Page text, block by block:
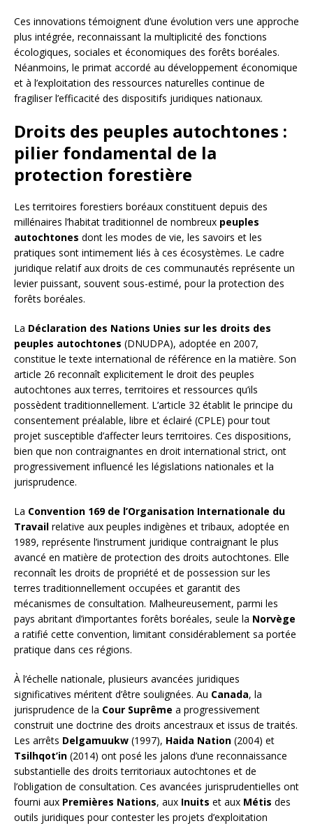
Ces innovations témoignent d’une évolution vers une approche
plus intégrée, reconnaissant la multiplicité des fonctions
écologiques, sociales et économiques des forêts boréales.
Néanmoins, le primat accordé au développement économique
et à l’exploitation des ressources naturelles continue de
fragiliser l’efficacité des dispositifs juridiques nationaux.
Droits des peuples autochtones :
pilier fondamental de la
protection forestière
Les territoires forestiers boréaux constituent depuis des
millénaires l’habitat traditionnel de nombreux peuples
autochtones dont les modes de vie, les savoirs et les
pratiques sont intimement liés à ces écosystèmes. Le cadre
juridique relatif aux droits de ces communautés représente un
levier puissant, souvent sous-estimé, pour la protection des
forêts boréales.
La Déclaration des Nations Unies sur les droits des
peuples autochtones (DNUDPA), adoptée en 2007,
constitue le texte international de référence en la matière. Son
article 26 reconnaît explicitement le droit des peuples
autochtones aux terres, territoires et ressources qu’ils
possèdent traditionnellement. L’article 32 établit le principe du
consentement préalable, libre et éclairé (CPLE) pour tout
projet susceptible d’affecter leurs territoires. Ces dispositions,
bien que non contraignantes en droit international strict, ont
progressivement influencé les législations nationales et la
jurisprudence.
La Convention 169 de l’Organisation Internationale du
Travail relative aux peuples indigènes et tribaux, adoptée en
1989, représente l’instrument juridique contraignant le plus
avancé en matière de protection des droits autochtones. Elle
reconnaît les droits de propriété et de possession sur les
terres traditionnellement occupées et garantit des
mécanismes de consultation. Malheureusement, parmi les
pays abritant d’importantes forêts boréales, seule la Norvège
a ratifié cette convention, limitant considérablement sa portée
pratique dans ces régions.
À l’échelle nationale, plusieurs avancées juridiques
significatives méritent d’être soulignées. Au Canada, la
jurisprudence de la Cour Suprême a progressivement
construit une doctrine des droits ancestraux et issus de traités.
Les arrêts Delgamuukw (1997), Haida Nation (2004) et
Tsilhqot’in (2014) ont posé les jalons d’une reconnaissance
substantielle des droits territoriaux autochtones et de
l’obligation de consultation. Ces avancées jurisprudentielles ont
fourni aux Premières Nations, aux Inuits et aux Métis des
outils juridiques pour contester les projets d’exploitation